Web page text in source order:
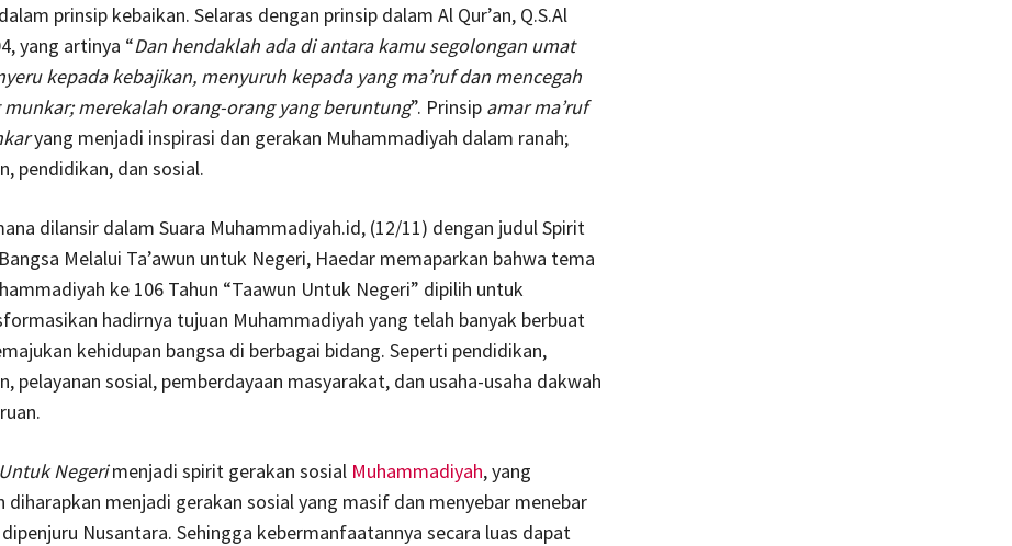
prinsip kebaikan. Selaras dengan prinsip dalam Al Qur’an, Q.S.Al
yang artinya “Dan hendaklah ada di antara kamu segolongan umat
kepada kebajikan, menyuruh kepada yang ma’ruf dan mencegah
munkar; merekalah orang-orang yang beruntung”. Prinsip amar ma’ruf
yang menjadi inspirasi dan gerakan Muhammadiyah dalam ranah;
pendidikan, dan sosial.
dilansir dalam Suara Muhammadiyah.id, (12/11) dengan judul Spirit
Melalui Ta’awun untuk Negeri, Haedar memaparkan bahwa tema
ke 106 Tahun “Taawun Untuk Negeri” dipilih untuk
hadirnya tujuan Muhammadiyah yang telah banyak berbuat
kehidupan bangsa di berbagai bidang. Seperti pendidikan,
pelayanan sosial, pemberdayaan masyarakat, dan usaha-usaha dakwah
Negerimenjadi spirit gerakan sosial Muhammadiyah, yang
diharapkan menjadi gerakan sosial yang masif dan menyebar menebar
Nusantara. Sehingga kebermanfaatannya secara luas dapat